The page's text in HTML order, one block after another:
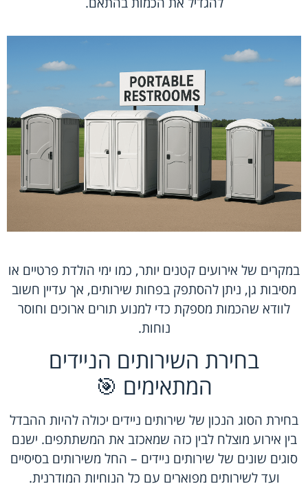
במקרים של אירועים קטנים יותר, כמו ימי הולדת פרטיים או
מסיבות גן, ניתן להסתפק בפחות שירותים, אך עדיין חשוב
לוודא שהכמות מספקת כדי למנוע תורים ארוכים וחוסר
נוחות.
בחירת השירותים הניידים
המתאימים 🎯
בחירת הסוג הנכון של שירותים ניידים יכולה להיות ההבדל
בין אירוע מוצלח לבין כזה שמאכזב את המשתתפים. ישנם
סוגים שונים של שירותים ניידים – החל משירותים בסיסיים
ועד לשירותים מפוארים עם כל הנוחיות המודרנית.